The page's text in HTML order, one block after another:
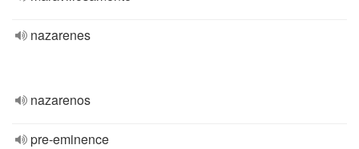
nazarenes
nazarenos
pre-eminence